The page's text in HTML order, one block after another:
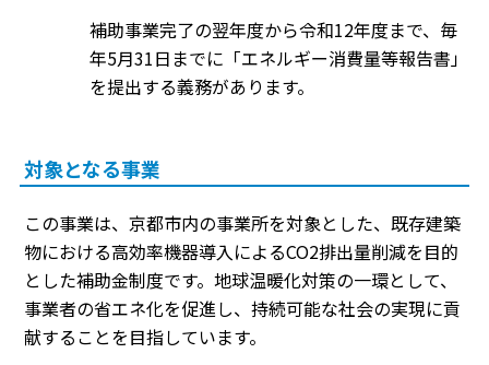
補助事業完了の翌年度から令和12年度まで、毎
年5月31日までに「エネルギー消費量等報告書」
を提出する義務があります。
対象となる事業
この事業は、京都市内の事業所を対象とした、既存建築
物における高効率機器導入によるCO2排出量削減を目的
とした補助金制度です。地球温暖化対策の一環として、
事業者の省エネ化を促進し、持続可能な社会の実現に貢
献することを目指しています。